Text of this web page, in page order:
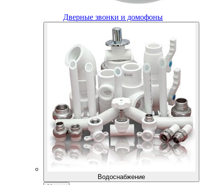
Дверные звонки и домофоны
Водоснабжение